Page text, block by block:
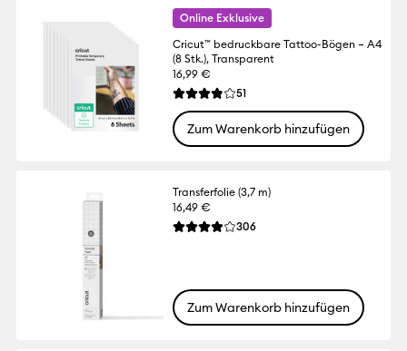
Online Exklusive
Cricut™ bedruckbare Tattoo-Bögen – A4
(8 Stk.), Transparent
16,99 €
Die durchschnittliche Bewertung für
51
Zum Warenkorb hinzufügen
Transferfolie (3,7 m)
16,49 €
Die durchschnittliche Bewertung für
306Reviews
Zum Warenkorb hinzufügen